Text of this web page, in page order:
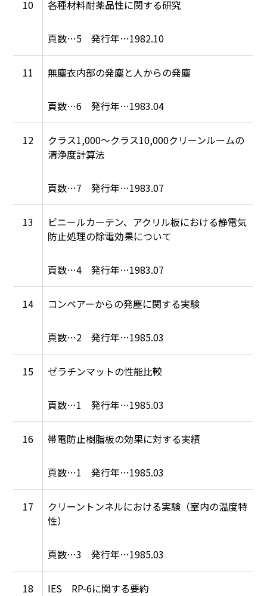
10 各種材料耐薬品性に関する研究
5 1982.10
11 無塵衣内部の発塵と人からの発塵
6 1983.04
12
クラス1,000～クラス10,000クリーンルームの
清浄度計算法
7 1983.07
13
ビニールカーテン、アクリル板における静電気
防止処理の除電効果について
4 1983.07
14 コンベアーからの発塵に関する実験
2 1985.03
15 ゼラチンマットの性能比較
1 1985.03
16 帯電防止樹脂板の効果に対する実績
1 1985.03
17
クリーントンネルにおける実験（室内の温度特
性）
3 1985.03
18 IES RP-6に関する要約